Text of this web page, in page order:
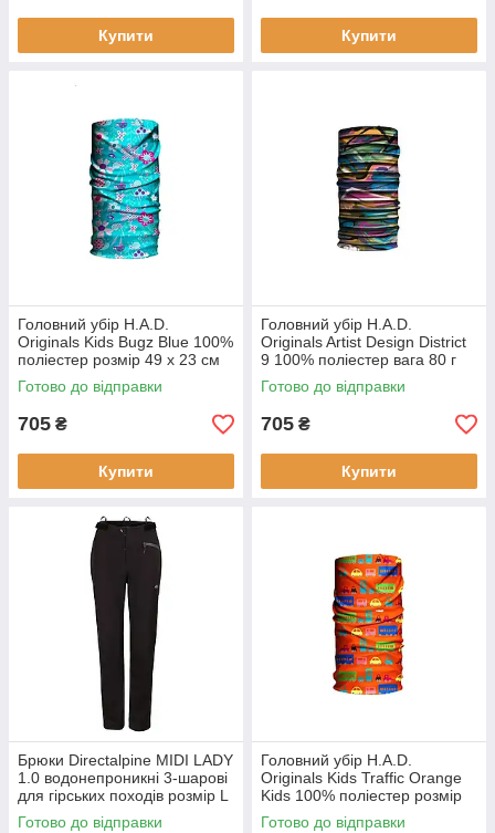
Купити Купити
Головний убір H.A.D.
Originals Kids Bugz Blue 100%
поліестер розмір 49 х 23 см
вага 80 г принт Bugz Blue
Готово до відправки
705 ₴
Купити
Головний убір H.A.D.
Originals Artist Design District
9 100% поліестер вага 80 г
розміри 52 х 25 см
сертифікат Oeko-Tex
Готово до відправки
705 ₴
Купити
Брюки Directalpine MIDI LADY
1.0 водонепроникні 3-шарові
для гірських походів розмір L
430 г жіночі
Готово до відправки
Головний убір H.A.D.
Originals Kids Traffic Orange
Kids 100% поліестер розмір
49 х 23 см вага 80 г
Готово до відправки